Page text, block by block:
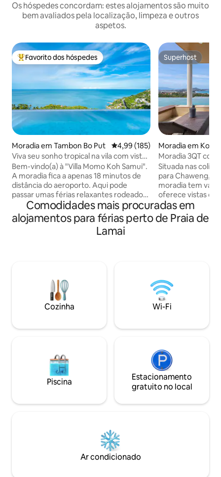
Os hóspedes concordam: estes alojamentos são muito
bem avaliados pela localização, limpeza e outros
aspetos.
Favoritos dos hóspedes mais apreciados
Favorito dos hóspedes
Moradia em Tambon Bo Put Classificação média de 4,99 em
4,99 (185)
Viva seu sonho tropical na vila com vista
para o mar Momo
Bem-vindo(a) à "Villa Momo Koh Samui".
A moradia fica a apenas 18 minutos de
distância do aeroporto. Aqui pode
passar umas férias relaxantes rodeado
por um ambiente tropical. O design
moderno da moradia garante uma vista
espetacular. Nade na piscina infinita,
descontraia no lounge exterior, relaxe
estrada principal. Água e eletricidade
(até 90kw por dia) estão incluídas no
Superhost
Superhost
Moradia em Koh
Moradia 3QT com
Situada nas
para Chaweng,
moradia tem
oferece vistas
mar, layouts
únicos e
dispõe de uma
próximas. Reserve já e experimente o
seu paraíso
Comodidades mais procuradas em
alojamentos para férias perto de Praia de
Lamai
Cozinha Wi-Fi
Piscina
Estacionamento
gratuito no local
Ar condicionado